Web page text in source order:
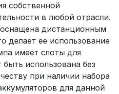
собственной
в любой отрасли.
дистанционным
делает ее использование
имеет слоты для
использована без
при наличии набора
для данной